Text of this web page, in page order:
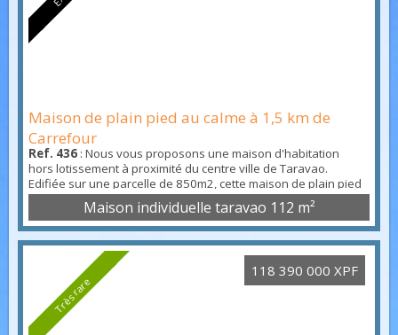
Maison de plain pied au calme à 1,5 km de
Carrefour
Ref. 436 : Nous vous proposons une maison d'habitation
hors lotissement à proximité du centre ville de Taravao.
Edifiée sur une parcelle de 850m2, cette maison de plain pied
est composée d'une pièce à vivre (cuisine, salle à manger,
séjour, bureau) de près de 60m2, de 3 chambres, d'un
cellier/buanderie, d'un atelier et d'une piscine. Une propriété
clôturée avec des prestations soignées. Contacte...
Maison individuelle taravao 112 m²
Très rare
118 390 000 XPF